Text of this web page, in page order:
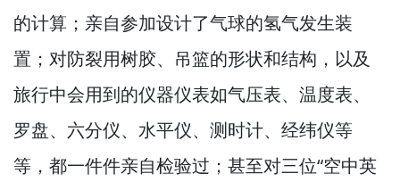
的计算；亲自参加设计了气球的氢气发生装
置；对防裂用树胶、吊篮的形状和结构， 以及
旅行中会用到的仪器仪表如气压表、温度表、
罗盘、六分仪、水平仪、测时计、经纬仪等
等， 都一件件亲自检验过；甚至对三位“空中英